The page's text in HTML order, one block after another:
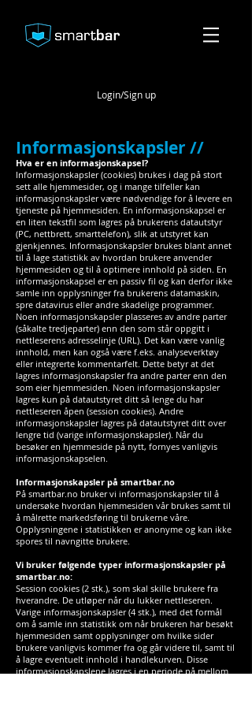
Login/Sign up
Informasjonskapsler //
Hva er en informasjonskapsel?
Informasjonskapsler (cookies) brukes i dag på stort
sett alle hjemmesider, og i mange tilfeller kan
informasjonskapsler være nødvendige for å levere en
tjeneste på hjemmesiden. En informasjonskapsel er
en liten tekstfil som lagres på brukerens datautstyr
(PC, nettbrett, smarttelefon), slik at utstyret kan
gjenkjennes. Informasjonskapsler brukes blant annet
til å lage statistikk av hvordan brukere anvender
hjemmesiden og til å optimere innhold på siden. En
informasjonskapsel er en passiv fil og kan derfor ikke
samle inn opplysninger fra brukerens datamaskin,
spre datavirus eller andre skadelige programmer.
Noen informasjonskapsler plasseres av andre parter
(såkalte tredjeparter) enn den som står oppgitt i
nettleserens adresselinje (URL). Det kan være vanlig
innhold, men kan også være f.eks. analyseverktøy
eller integrerte kommentarfelt. Dette betyr at det
lagres informasjonskapsler fra andre parter enn den
som eier hjemmesiden. Noen informasjonskapsler
lagres kun på datautstyret ditt så lenge du har
nettleseren åpen (session cookies). Andre
informasjonskapsler lagres på datautstyret ditt over
lengre tid (varige informasjonskapsler). Når du
besøker en hjemmeside på nytt, fornyes vanligvis
informasjonskapselen.
Informasjonskapsler på smartbar.no
På smartbar.no bruker vi informasjonskapsler til å
undersøke hvordan hjemmesiden vår brukes samt til
å målrette markedsføring til brukerne våre.
Opplysningene i statistikken er anonyme og kan ikke
spores til navngitte brukere.
Vi bruker følgende typer informasjonskapsler på
smartbar.no:
Session cookies (2 stk.), som skal skille brukere fra
hverandre. De utløper når du lukker nettleseren.
Varige informasjonskapsler (4 stk.), med det formål
om å samle inn statistikk om når brukeren har besøkt
hjemmesiden samt opplysninger om hvilke sider
brukere vanligvis kommer fra og går videre til, samt til
å lagre eventuelt innhold i handlekurven. Disse
informasjonskapslene lagres i en periode på mellom